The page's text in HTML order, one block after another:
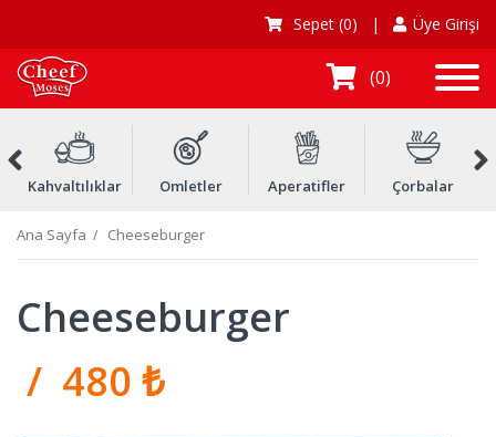
Sepet (0) | Üye Girişi
0
Kahvaltılıklar Omletler Aperatifler Çorbalar
Ana Sayfa Cheeseburger
Cheeseburger
/ 480 ₺